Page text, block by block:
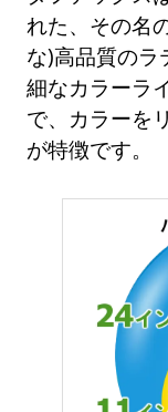
れた、その名
な)高品質のラ
細なカラーラ
で、カラーを
が特徴です。